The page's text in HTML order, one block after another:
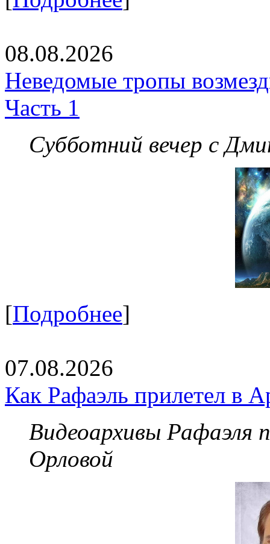
08.08.2026
Неведомые тропы
Часть 1
Субботний вечер с
[Подробнее]
07.08.2026
Как Рафаэль прилетел в
Видеоархивы Рафаэля
Орловой